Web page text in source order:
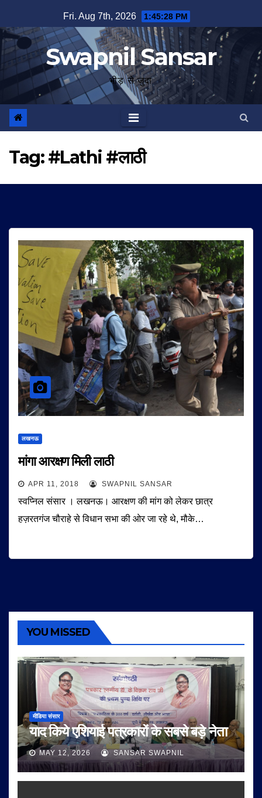
to
content
Fri. Aug 7th, 2026 1:45:28 PM
Swapnil Sansar
भीड़ से जुदा
Tag:#Lathi #लाठी
लखनऊ
मांगा आरक्षण मिली लाठी
APR 11, 2018 SWAPNIL SANSAR
स्वप्निल संसार । लखनऊ। आरक्षण की मांग को लेकर छात्र
हज़रतगंज चौराहे से विधान सभा की ओर जा रहे थे, मौके…
YOU MISSED
मीडिया संसार
याद किये एशियाई पत्रकारों के सबसे बड़े नेता
MAY 12, 2026 SANSAR SWAPNIL